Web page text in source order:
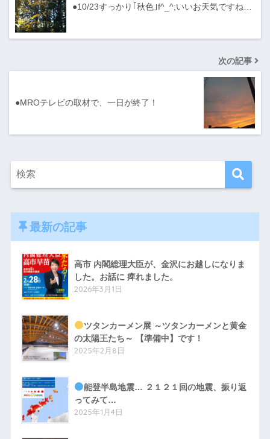
●10/23すっかり｢秋色｣f^_^;いいお天気ですね…
次の記事
●MROテレビの取材で、一日が終了！
最新の記事
高市 内閣総理大臣が、金沢にお越しになりま
した。お話に 痺れました。
2026年3月1日
ツタンカーメン展 ～ツタンカーメンと黄金
の太陽王たち～ 【準備中】です！
2025年2月8日
能登半島地震… ２１２１回の地震、振り返
ってみて…
2025年1月4日